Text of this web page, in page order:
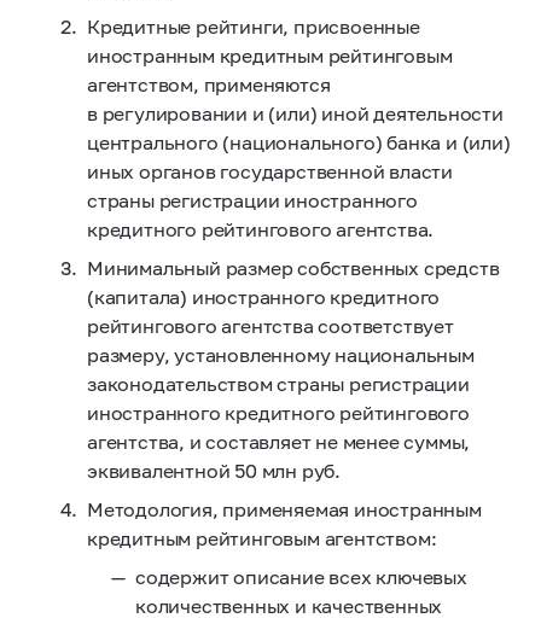
Кредитные рейтинги, присвоенные
иностранным кредитным рейтинговым
агентством, применяются
в регулировании и (или) иной деятельности
центрального (национального) банка и (или)
иных органов государственной власти
страны регистрации иностранного
кредитного рейтингового агентства.
Минимальный размер собственных средств
(капитала) иностранного кредитного
рейтингового агентства соответствует
размеру, установленному национальным
законодательством страны регистрации
иностранного кредитного рейтингового
агентства, и составляет не менее суммы,
эквивалентной 50 млн руб.
Методология, применяемая иностранным
кредитным рейтинговым агентством:
содержит описание всех ключевых
количественных и качественных